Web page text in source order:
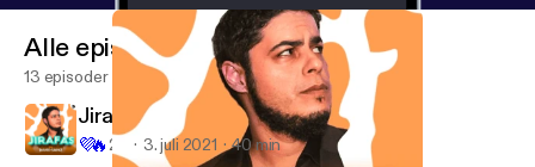
Alle episoder
13 episoder
Jirafas x13 - Teresa Segura. David
💜🔥 23 3. juli 2021 40 min